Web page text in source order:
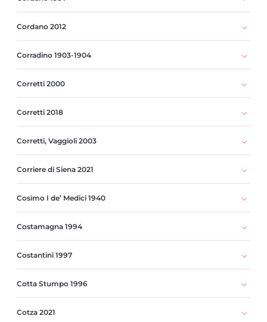
Cordano 2012
Corradino 1903-1904
Corretti 2000
Corretti 2018
Corretti, Vaggioli 2003
Corriere di Siena 2021
Cosimo I de’ Medici 1940
Costamagna 1994
Costantini 1997
Cotta Stumpo 1996
Cotza 2021